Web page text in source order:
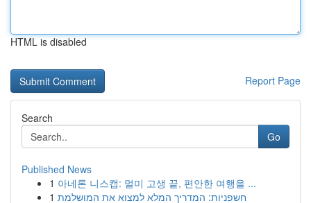
HTML is disabled
Report Page
Search
Go
Published News
1 아네론 니스캡: 멀미 고생 끝, 편안한 여행을 ...
1 חשפניות: המדריך המלא למצוא את המושלמת